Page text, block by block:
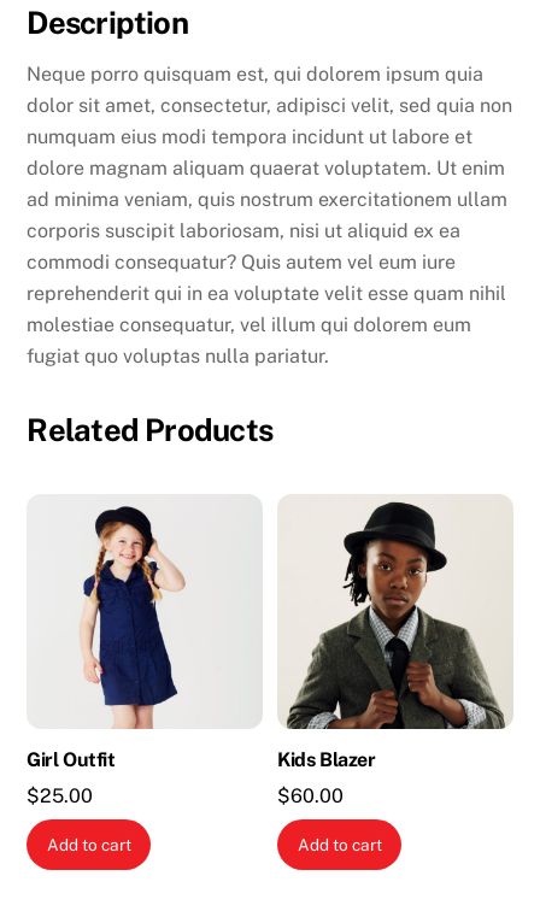
Description
Neque porro quisquam est, qui dolorem ipsum quia
dolor sit amet, consectetur, adipisci velit, sed quia non
numquam eius modi tempora incidunt ut labore et
dolore magnam aliquam quaerat voluptatem. Ut enim
ad minima veniam, quis nostrum exercitationem ullam
corporis suscipit laboriosam, nisi ut aliquid ex ea
commodi consequatur? Quis autem vel eum iure
reprehenderit qui in ea voluptate velit esse quam nihil
molestiae consequatur, vel illum qui dolorem eum
fugiat quo voluptas nulla pariatur.
Related Products
Girl Outfit
$25.00
Add to cart
Kids Blazer
$60.00
Add to cart